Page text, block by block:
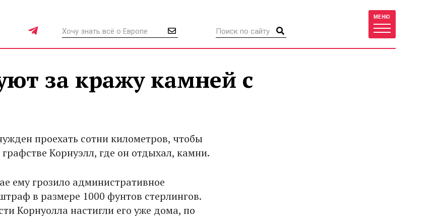
МЕНЮ
за кражу камней с
проехать сотни километров, чтобы
Корнуэлл, где он отдыхал, камни.
ему грозило административное
в размере 1000 фунтов стерлингов.
Корнуолла настигли его уже дома, по